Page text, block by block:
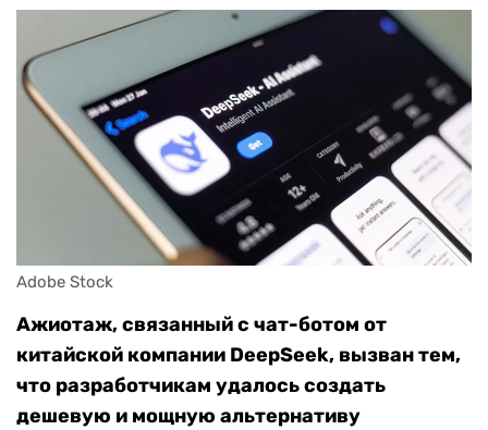
Adobe Stock
Ажиотаж, связанный с чат-ботом от
китайской компании DeepSeek, вызван тем,
что разработчикам удалось создать
дешевую и мощную альтернативу